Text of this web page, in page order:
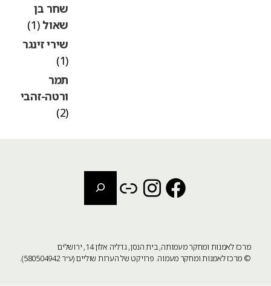
שחר בן
שאול(1)
שירי זינגר
תמר
ורטה-זהבי
מרכז לאמנות ומחקר מעמותה, בית הנסן, גדליה אלון 14, ירושלים
מרכז לאמנות ומחקר מעמוה. פרויקט של הערות שוליים (ע״ר 580504942).
Facebook
Instagram
Link